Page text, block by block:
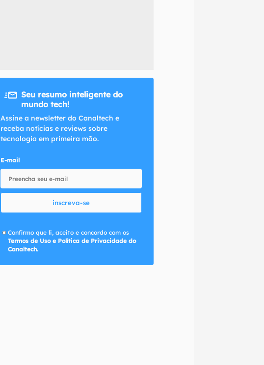
Seu resumo inteligente do
mundo tech!
Assine a newsletter do Canaltech e
receba notícias e reviews sobre
tecnologia em primeira mão.
E-mail
inscreva-se
Confirmo que li, aceito e concordo com os
Termos de Uso e Política de Privacidade do
Canaltech.